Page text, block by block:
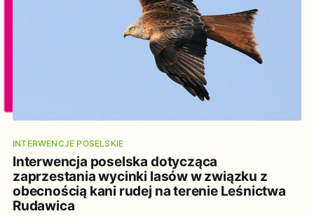
INTERWENCJE POSELSKIE
Interwencja poselska dotycząca
zaprzestania wycinki lasów w związku z
obecnością kani rudej na terenie Leśnictwa
Rudawica